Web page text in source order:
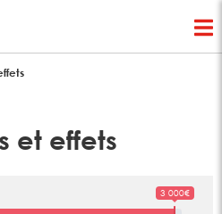
et effets
3 000€